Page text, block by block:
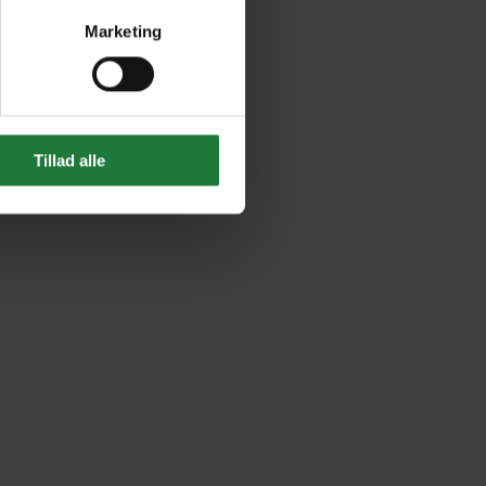
Marketing
Tillad alle
tekst.